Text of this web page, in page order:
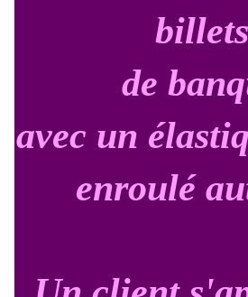
billets
de
avec un
enroulé